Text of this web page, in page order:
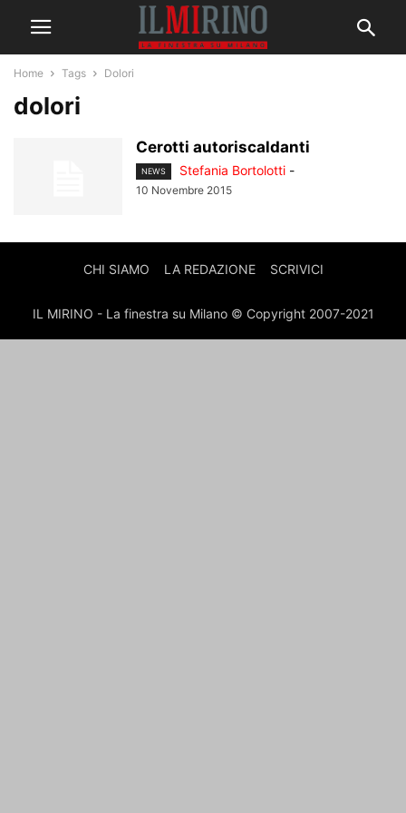
Home Tags Dolori
dolori
Cerotti autoriscaldanti
NEWS Stefania Bortolotti -
10 Novembre 2015
CHI SIAMO LA REDAZIONE SCRIVICI
IL MIRINO - La finestra su Milano © Copyright 2007-2021